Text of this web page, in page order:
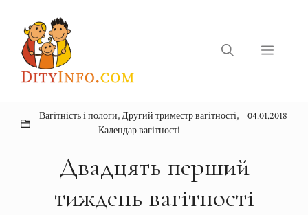
вмісту
Меню
Вагітність і пологи,Другий триместр вагітності,
Календар вагітності
04.01.2018
Двадцять перший
тиждень вагітності